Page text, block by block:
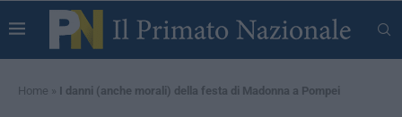
Home » I danni (anche morali) della festa di Madonna a Pompei